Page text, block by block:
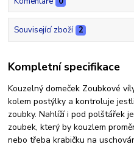
Související zboží 2
Kompletní specifikace
Kouzelný domeček Zoubkové
kolem postýlky a kontroluje
zoubky. Nahlíží i pod polštářek
zoubek, který by kouzlem
nebo třeba krabičku na